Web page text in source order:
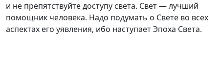
и не препятствуйте доступу света. Свет — лучший
помощник человека. Надо подумать о Свете во всех
аспектах его уявления, ибо наступает Эпоха Света.